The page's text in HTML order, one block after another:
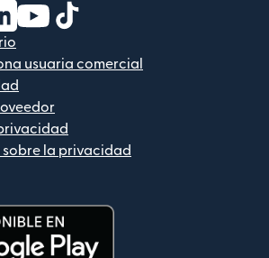
ventana nueva)
en una ventana nueva)
abre en una ventana nueva)
(se abre en una ventana nueva)
(se abre en una ventana nueva)
usuaria comercial
la privacidad